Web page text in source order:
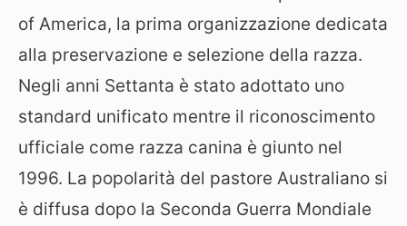
of America, la prima organizzazione dedicata
alla preservazione e selezione della razza.
Negli anni Settanta è stato adottato uno
standard unificato mentre il riconoscimento
ufficiale come razza canina è giunto nel
1996. La popolarità del pastore Australiano si
è diffusa dopo la Seconda Guerra Mondiale